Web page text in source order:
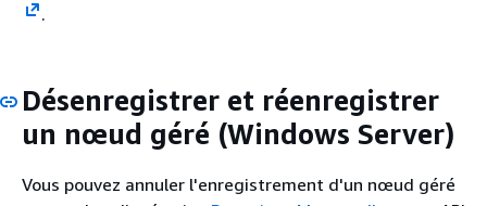
.
Désenregistrer et réenregistrer
un nœud géré (Windows Server)
Vous pouvez annuler l'enregistrement d'un nœud géré